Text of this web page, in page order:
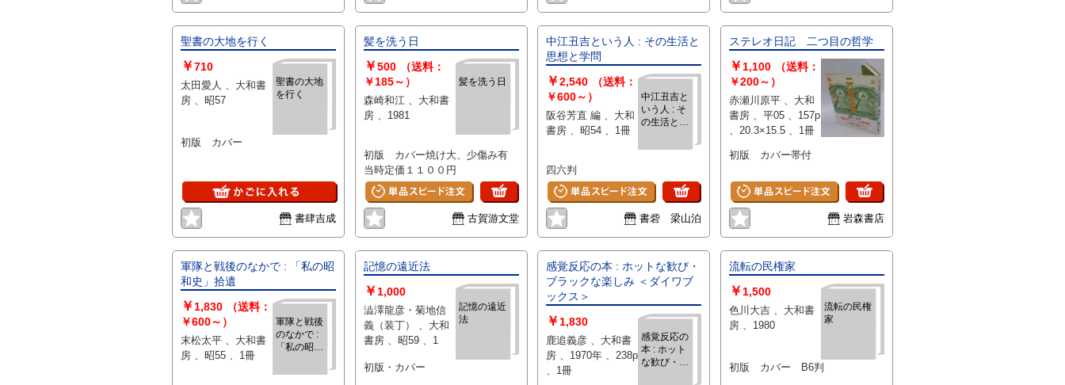
聖書の大地を行く
聖書の大地
を行く
￥710
太田愛人 、大和書
房 、昭57
初版 カバー
書肆吉成
髪を洗う日
髪を洗う日
￥500
（送料：
￥185～）
森崎和江 、大和書
房 、1981
初版 カバー焼け大、少傷み有
当時定価１１００円
古賀游文堂
中江丑吉という人 : その生活と
思想と学問
中江丑吉と
いう人 : そ
の生活と思
￥2,540
（送料：
￥600～）
阪谷芳直 編 、大和
書房 、昭54 、1冊
四六判
書砦 梁山泊
ステレオ日記 二つ目の哲学
￥ 1,100
（送料：
￥200～）
赤瀬川原平 、大和
書房 、平05 、157p
、20.3×15.5 、1冊
初版 カバー帯付
岩森書店
軍隊と戦後のなかで : 「私の昭
和史」拾遺
軍隊と戦後
のなかで :
「私の昭和
￥ 1,830
（送料：
￥600～）
末松太平 、大和書
房 、昭55 、1冊
記憶の遠近法
記憶の遠近
法
￥ 1,000
澁澤龍彦・菊地信
義（装丁） 、大和
書房 、昭59 、1
初版・カバー
感覚反応の本 : ホットな歓び・
ブラックな楽しみ ＜ダイワブ
ックス＞
感覚反応の
本 : ホット
な歓び・ブ
￥1,830
鹿追義彦 、大和書
房 、1970年 、238p
、1冊
流転の民権家
流転の民権
家
￥ 1,500
色川大吉 、大和書
房 、1980
初版 カバー B6判